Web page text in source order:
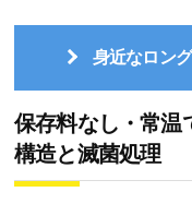
身近なロン
保存料なし・常温
構造と滅菌処理